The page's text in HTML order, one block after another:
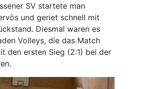
SV startete man
und geriet schnell mit
Diesmal waren es
Volleys, die das Match
den ersten Sieg (2:1) bei der